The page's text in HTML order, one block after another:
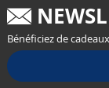
Bénéficiez de